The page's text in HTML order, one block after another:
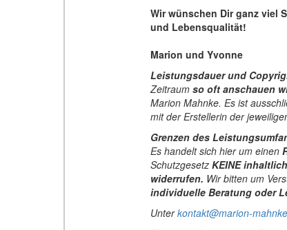
Wir wünschen Dir ganz viel
und Lebensqualität!
Marion und Yvonne
Leistungsdauer und
Zeitraum so oft anschauen
Marion Mahnke. Es ist
mit der Erstellerin der
Grenzen des
Es handelt sich hier um einen
Schutzgesetz KEINE
widerrufen. Wir bitten um
individuelle Beratung oder
Unterkontakt@marion-